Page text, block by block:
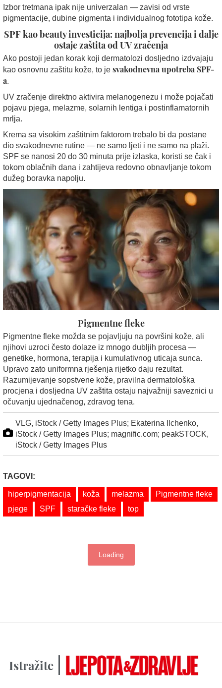
Izbor tretmana ipak nije univerzalan — zavisi od vrste
pigmentacije, dubine pigmenta i individualnog fototipa kože.
SPF kao beauty investicija: najbolja prevencija i dalje
ostaje zaštita od UV zračenja
Ako postoji jedan korak koji dermatolozi dosljedno izdvajaju
kao osnovnu zaštitu kože, to je svakodnevna upotreba SPF-
a.
UV zračenje direktno aktivira melanogenezu i može pojačati
pojavu pjega, melazme, solarnih lentiga i postinflamatornih
mrlja.
Krema sa visokim zaštitnim faktorom trebalo bi da postane
dio svakodnevne rutine — ne samo ljeti i ne samo na plaži.
SPF se nanosi 20 do 30 minuta prije izlaska, koristi se čak i
tokom oblačnih dana i zahtijeva redovno obnavljanje tokom
dužeg boravka napolju.
Pigmentne fleke
Pigmentne fleke možda se pojavljuju na površini kože, ali
njihovi uzroci često dolaze iz mnogo dubljih procesa —
genetike, hormona, terapija i kumulativnog uticaja sunca.
Upravo zato uniformna rješenja rijetko daju rezultat.
Razumijevanje sopstvene kože, pravilna dermatološka
procjena i dosljedna UV zaštita ostaju najvažniji saveznici u
očuvanju ujednačenog, zdravog tena.
VLG, iStock / Getty Images Plus; Ekaterina Ilchenko,
iStock / Getty Images Plus; magnific.com; peakSTOCK,
iStock / Getty Images Plus
TAGOVI:
hiperpigmentacija koža melazma
Pigmentne fleke
pjege
SPF staračke fleke top
Loading
Istražite